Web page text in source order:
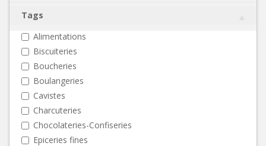
Tags
Alimentations
Biscuiteries
Boucheries
Boulangeries
Cavistes
Charcuteries
Chocolateries-Confiseries
Epiceries fines